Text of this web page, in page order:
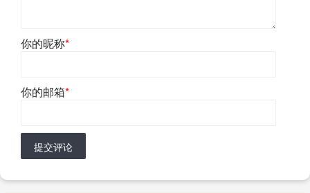
你的昵称*
你的邮箱*
提交评论